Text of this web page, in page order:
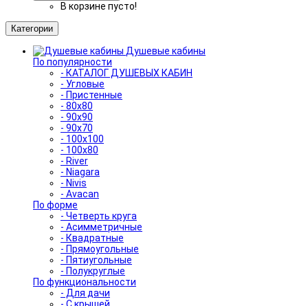
В корзине пусто!
Категории
Душевые кабины
По популярности
- КАТАЛОГ ДУШЕВЫХ КАБИН
- Угловые
- Пристенные
- 80x80
- 90x90
- 90x70
- 100x100
- 100x80
- River
- Niagara
- Nivis
- Avacan
По форме
- Четверть круга
- Асимметричные
- Квадратные
- Прямоугольные
- Пятиугольные
- Полукруглые
По функциональности
- Для дачи